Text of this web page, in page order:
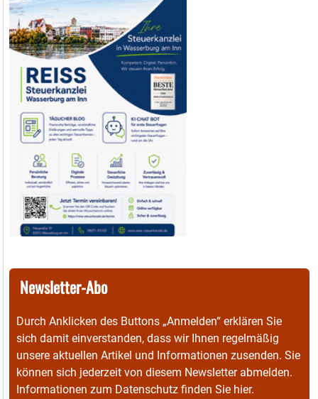
Newsletter-Abo
Durch Anklicken des Buttons „Anmelden“ erklären Sie
sich damit einverstanden, dass wir Ihnen regelmäßig
unsere aktuellen Artikel und Informationen zusenden. Sie
können sich jederzeit von diesem Newsletter abmelden.
Informationen zum Datenschutz finden Sie hier.